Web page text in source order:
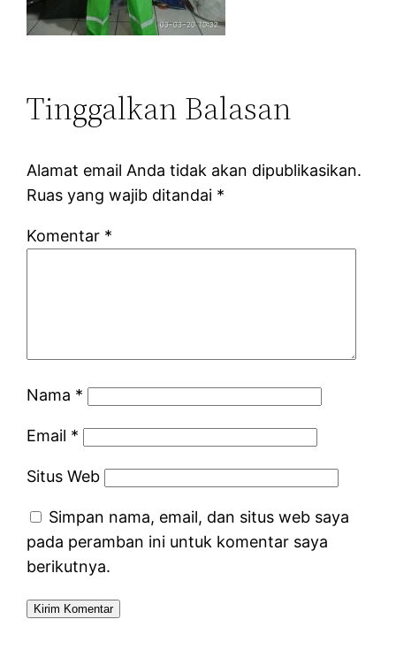
Tinggalkan Balasan
Alamat email Anda tidak akan dipublikasikan.
Ruas yang wajib ditandai *
Komentar *
Nama *
Email *
Situs Web
Simpan nama, email, dan situs web saya
pada peramban ini untuk komentar saya
berikutnya.